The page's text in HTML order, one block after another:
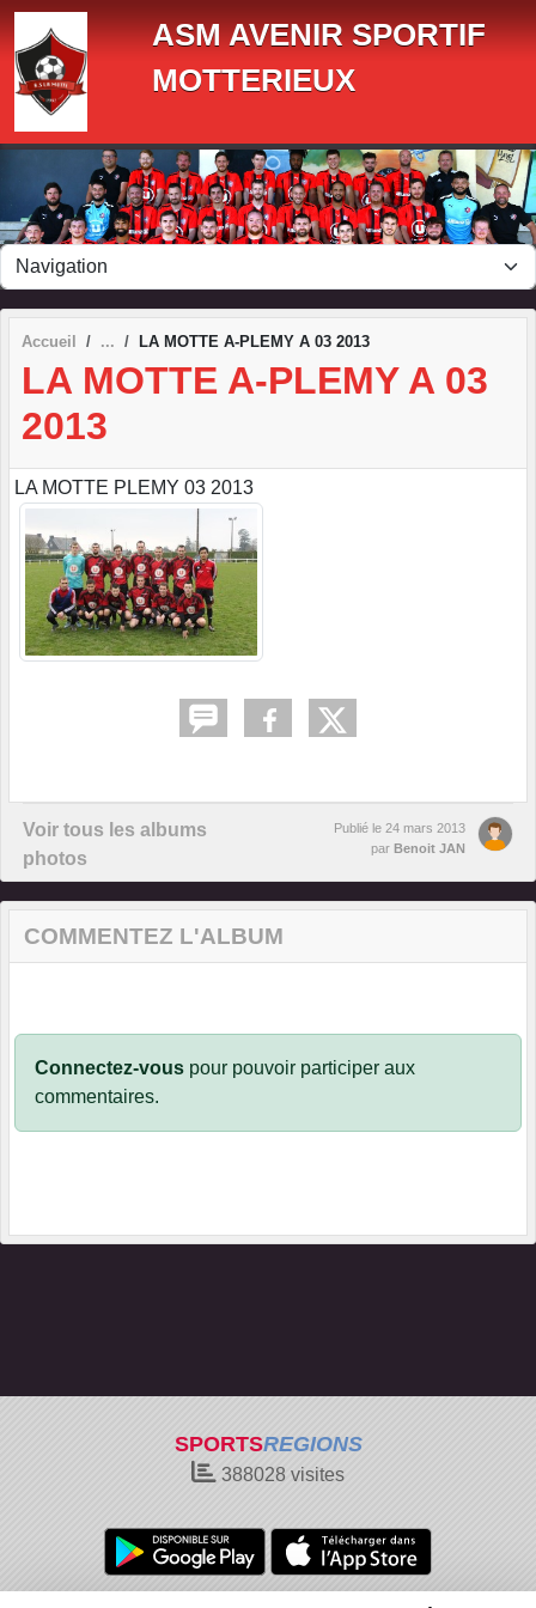
ASM AVENIR SPORTIF
MOTTERIEUX
Accueil LA MOTTE A-PLEMY A 03 2013
LA MOTTE A-PLEMY A 03
2013
LA MOTTE PLEMY 03 2013
Voir tous les albums
photos
Publié le 24 mars 2013
par Benoit JAN
COMMENTEZ L'ALBUM
Connectez-vous pour pouvoir participer aux
commentaires.
SPORTSREGIONS
388028 visites
Panneau de gestion des cookies